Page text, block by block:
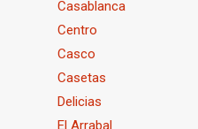
Casablanca
Centro
Casco
Casetas
Delicias
El Arrabal